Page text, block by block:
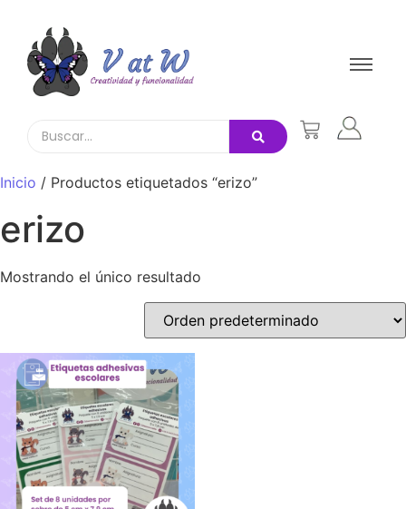
Inicio / Productos etiquetados “erizo”
erizo
Mostrando el único resultado